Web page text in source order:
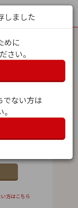
方はこちら
しました
めに
さい。
でない方は